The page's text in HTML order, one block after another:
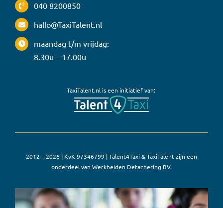
040 8200850
hallo@TaxiTalent.nl
maandag t/m vrijdag:
8.30u – 17.00u
TaxiTalent.nl is een initiatief van:
2012 – 2026 | KvK 97346799 | Talent4Taxi & TaxiTalent zijn een
onderdeel van Werkhelden Detachering BV.